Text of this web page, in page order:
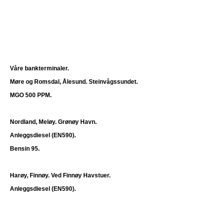
Våre bankterminaler.
Møre og Romsdal, Ålesund. Steinvågssundet.
MGO 500 PPM.
Nordland, Meløy. Grønøy Havn.
Anleggsdiesel (EN590).
Bensin 95.
Harøy, Finnøy. Ved Finnøy Havstuer.
Anleggsdiesel (EN590).